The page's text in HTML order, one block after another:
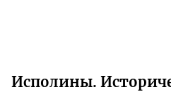
Исполины.